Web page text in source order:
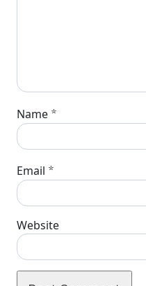
Name *
Email *
Website